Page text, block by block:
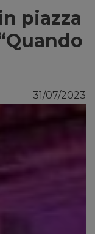
piazza
31/07/2023